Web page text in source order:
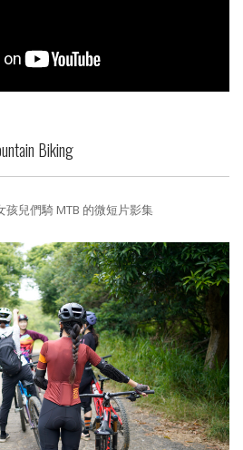
Biking
兒們騎 MTB 的微短片​影集